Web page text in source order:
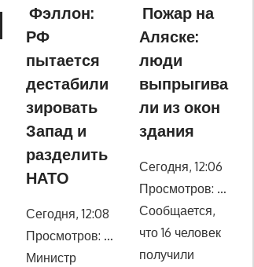
Фэллон:
РФ
пытается
дестабили
зировать
Запад и
разделить
НАТО
Сегодня, 12:08
Просмотров: …
Министр
Пожар на
Аляске:
люди
выпрыгива
ли из окон
здания
Сегодня, 12:06
Просмотров: …
Сообщается,
что 16 человек
получили